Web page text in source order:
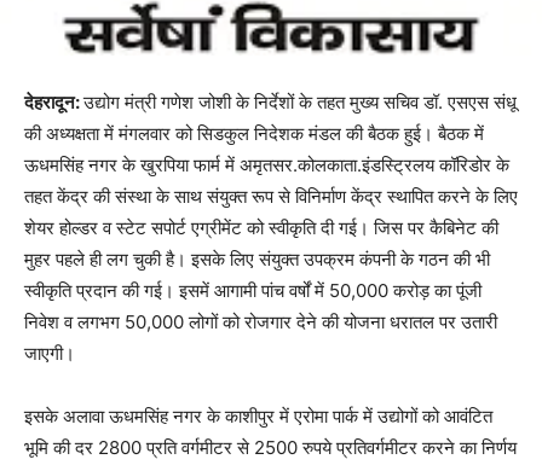
देहरादून:उद्योग मंत्री गणेश जोशी के निर्देशों के तहत मुख्य सचिव डॉ. एसएस संधू
की अध्यक्षता में मंगलवार को सिडकुल निदेशक मंडल की बैठक हुई। बैठक में
ऊधमसिंह नगर के खुरपिया फार्म में अमृतसर.कोलकाता.इंडस्ट्रिलय कॉरिडोर के
तहत केंद्र की संस्था के साथ संयुक्त रूप से विनिर्माण केंद्र स्थापित करने के लिए
शेयर होल्डर व स्टेट सपोर्ट एग्रीमेंट को स्वीकृति दी गई। जिस पर कैबिनेट की
मुहर पहले ही लग चुकी है। इसके लिए संयुक्त उपक्रम कंपनी के गठन की भी
स्वीकृति प्रदान की गई। इसमें आगामी पांच वर्षों में 50,000 करोड़ का पूंजी
निवेश व लगभग 50,000 लोगों को रोजगार देने की योजना धरातल पर उतारी
जाएगी।
इसके अलावा ऊधमसिंह नगर के काशीपुर में एरोमा पार्क में उद्योगों को आवंटित
भूमि की दर 2800 प्रति वर्गमीटर से 2500 रुपये प्रतिवर्गमीटर करने का निर्णय